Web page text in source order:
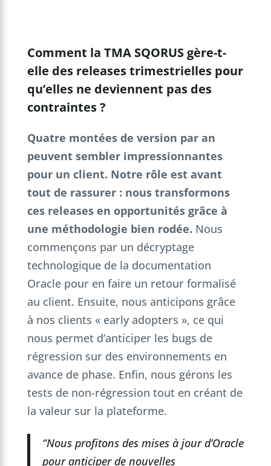
Comment la TMA SQORUS gère-t-
elle des releases trimestrielles pour
qu’elles ne deviennent pas des
contraintes ?
Quatre montées de version par an
peuvent sembler impressionnantes
pour un client. Notre rôle est avant
tout de rassurer : nous transformons
ces releases en opportunités grâce à
une méthodologie bien rodée. Nous
commençons par un décryptage
technologique de la documentation
Oracle pour en faire un retour formalisé
au client. Ensuite, nous anticipons grâce
à nos clients « early adopters », ce qui
nous permet d’anticiper les bugs de
régression sur des environnements en
avance de phase. Enfin, nous gérons les
tests de non-régression tout en créant de
la valeur sur la plateforme.
“Nous profitons des mises à jour d’Oracle
pour anticiper de nouvelles